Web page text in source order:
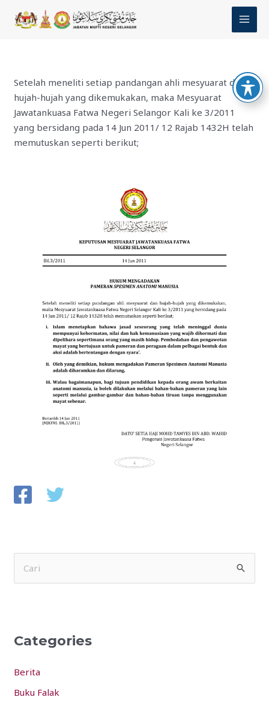
Setelah meneliti setiap pandangan ahli mesyuarat dan
hujah-hujah yang dikemukakan, maka Mesyuarat
Jawatankuasa Fatwa Negeri Selangor Kali ke 3/2011
yang bersidang pada 14 Jun 2011/ 12 Rajab 1432H telah
memutuskan seperti berikut;
c
f
o
Categories
Berita
Buku Falak